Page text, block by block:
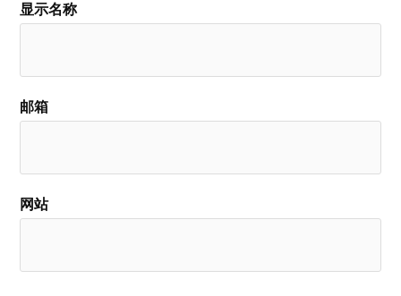
显示名称
邮箱
网站